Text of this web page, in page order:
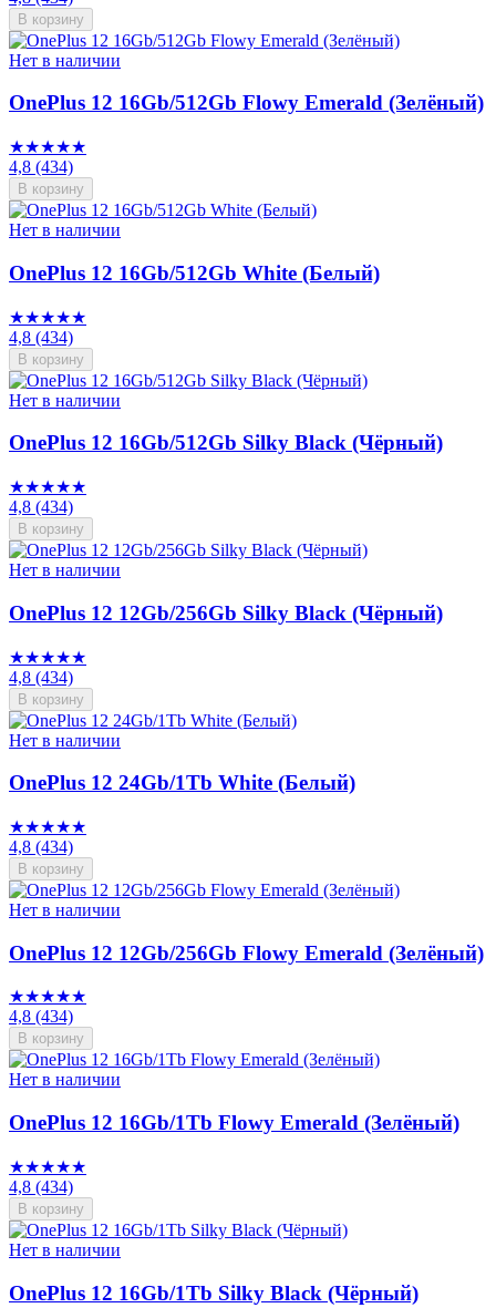
В корзину
Нет в наличии
OnePlus 12 16Gb/512Gb Flowy Emerald (Зелёный)
★★★★★
4,8 (434)
В корзину
Нет в наличии
OnePlus 12 16Gb/512Gb White (Белый)
★★★★★
4,8 (434)
В корзину
Нет в наличии
OnePlus 12 16Gb/512Gb Silky Black (Чёрный)
★★★★★
4,8 (434)
В корзину
Нет в наличии
OnePlus 12 12Gb/256Gb Silky Black (Чёрный)
★★★★★
4,8 (434)
В корзину
Нет в наличии
OnePlus 12 24Gb/1Tb White (Белый)
★★★★★
4,8 (434)
В корзину
Нет в наличии
OnePlus 12 12Gb/256Gb Flowy Emerald (Зелёный)
★★★★★
4,8 (434)
В корзину
Нет в наличии
OnePlus 12 16Gb/1Tb Flowy Emerald (Зелёный)
★★★★★
4,8 (434)
В корзину
Нет в наличии
OnePlus 12 16Gb/1Tb Silky Black (Чёрный)